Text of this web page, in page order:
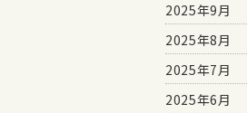
2025年9月
2025年8月
2025年7月
2025年6月